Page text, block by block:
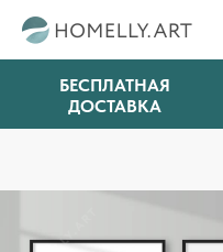
БЕСПЛАТНАЯ
ДОСТАВКА